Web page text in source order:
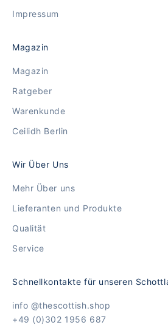
Impressum
Magazin
Magazin
Ratgeber
Warenkunde
Ceilidh Berlin
Wir Über Uns
Mehr Über uns
Lieferanten und Produkte
Qualität
Service
Schnellkontakte für unseren
info @thescottish.shop
+49 (0)302 1956 687